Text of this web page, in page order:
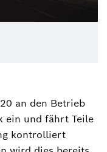
an den Betrieb
ein und fährt Teile
kontrolliert